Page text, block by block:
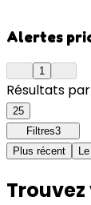
Alertes
1
Résultats
25
Filtres3
Plus récent